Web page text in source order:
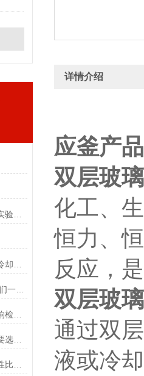
旋转蒸发器：智能化操作，提升实验效率与安全性
高低温一体机是如何实现的,让我们一探究竟
要问低温冷却液循环泵哪家好？要选就选巩义瑞力仪器！
详情介绍
应釜产
双层玻
化工、
恒力、
反应，
双层玻
通过双
液或冷